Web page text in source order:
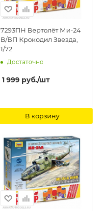
7293ПН Вертолёт Ми-24
В/ВП Крокодил Звезда,
1/72
Достаточно
1 999 руб./шт
В корзину